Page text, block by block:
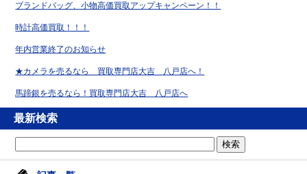
ブランドバッグ、小物高価買取アップキャンペーン！！
時計高価買取！！！
年内営業終了のお知らせ
★カメラを売るなら 買取専門店大吉 八戸店へ！
馬蹄銀を売るなら！買取専門店大吉 八戸店へ
最新検索